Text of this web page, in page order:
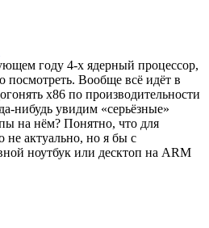
году 4-х ядерный процессор,
посмотреть. Вообще всё идёт в
x86 по производительности
нибудь увидим «серьёзные»
на нём? Понятно, что для
не актуально, но я бы с
ноутбук или десктоп на ARM